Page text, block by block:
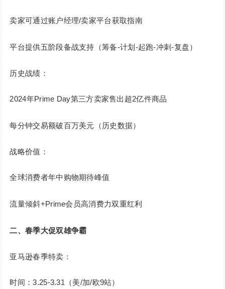
卖家可通过账户经理/卖家平台获取指南
平台提供五阶段备战支持（筹备-计划-起跑-冲刺-复盘）
历史战绩：
2024年Prime Day第三方卖家售出超2亿件商品
每分钟交易额破百万美元（历史数据）
战略价值：
全球消费者年中购物期待峰值
流量倾斜+Prime会员高消费力双重红利
二、春季大促双雄争霸
亚马逊春季特卖：
时间：3.25-3.31（美/加/欧9站）